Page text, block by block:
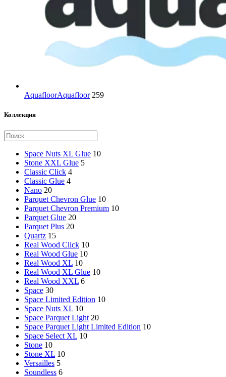
AquafloorAquafloor 259
Коллекция
Space Nuts XL Glue 10
Stone XXL Glue 5
Classic Click 4
Classic Glue 4
Nano 20
Parquet Chevron Glue 10
Parquet Chevron Premium 10
Parquet Glue 20
Parquet Plus 20
Quartz 15
Real Wood Click 10
Real Wood Glue 10
Real Wood XL 10
Real Wood XL Glue 10
Real Wood XXL 6
Space 30
Space Limited Edition 10
Space Nuts XL 10
Space Parquet Light 20
Space Parquet Light Limited Edition 10
Space Select XL 10
Stone 10
Stone XL 10
Versailles 5
Soundless 6